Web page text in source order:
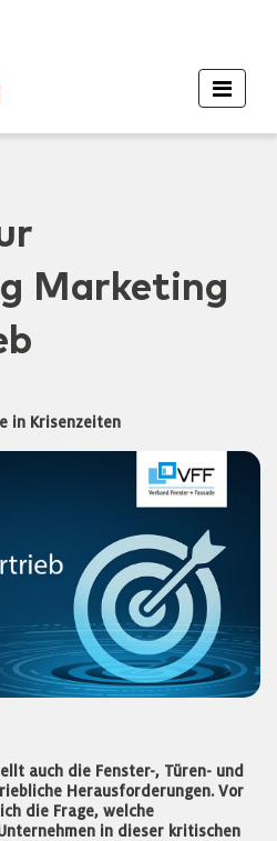
Marketing
in Krisenzeiten
auch die Fenster-, Türen- und
Herausforderungen. Vor
die Frage, welche
in dieser kritischen